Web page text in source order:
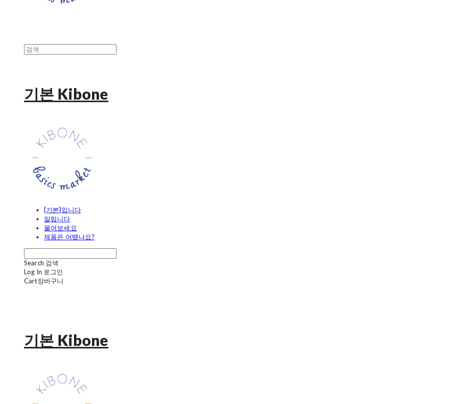
기본 Kibone
[기본]입니다
알립니다
물어보세요
제품은 어땠나요?
Search 검색
Log In 로그인
Cart장바구니
기본 Kibone